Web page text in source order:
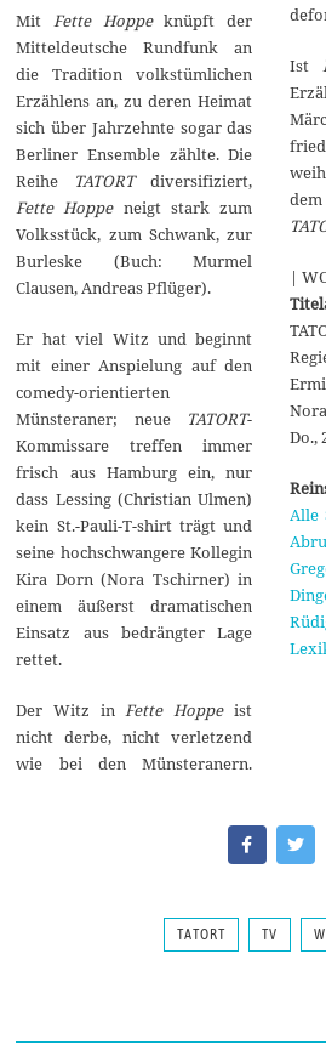
Mit Fette Hoppeknüpft der
Mitteldeutsche Rundfunk an
die Tradition volkstümlichen
Erzählens an, zu deren Heimat
sich über Jahrzehnte sogar das
Berliner Ensemble zählte. Die
Reihe TATORTdiversifiziert,
Fette Hoppeneigt stark zum
Volksstück, zum Schwank, zur
Burleske (Buch: Murmel
Clausen, Andreas Pflüger).
Er hat viel Witz und beginnt
mit einer Anspielung auf den
comedy-orientierten
Münsteraner; neue TATORT-
Kommissare treffen immer
frisch aus Hamburg ein, nur
dass Lessing (Christian Ulmen)
kein St.-Pauli-T-shirt trägt und
seine hochschwangere Kollegin
Kira Dorn (Nora Tschirner) in
einem äußerst dramatischen
Einsatz aus bedrängter Lage
rettet.
Der Witz inFette Hoppeist
nicht derbe, nicht verletzend
wie bei den Münsteranern.
Ist
|
Do.,
Alle
TATORT TV